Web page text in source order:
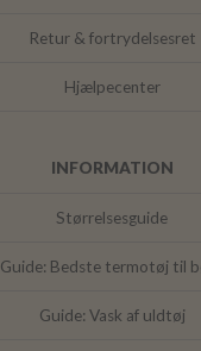
Retur & fortrydelsesret
Hjælpecenter
INFORMATION
Størrelsesguide
Guide: Bedste termotøj til
Guide: Vask af uldtøj